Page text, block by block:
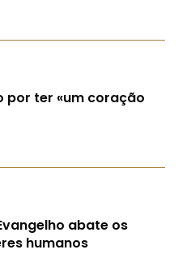
por ter «um coração
abate os
humanos